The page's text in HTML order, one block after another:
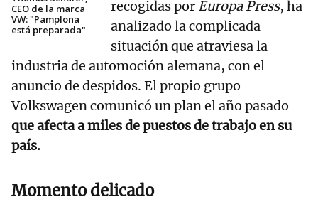
CEO de la marca
VW: "Pamplona
está preparada"
recogidas por Europa Press, ha
analizado la complicada
situación que atraviesa la
industria de automoción alemana, con el
anuncio de despidos. El propio grupo
Volkswagen comunicó un plan el año pasado
que afecta a miles de puestos de trabajo en su
país.
Momento delicado